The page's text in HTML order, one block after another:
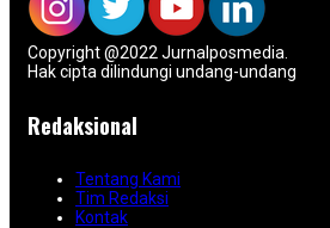
Copyright @2022 Jurnalposmedia.
Hak cipta dilindungi undang-undang
Redaksional
Tentang Kami
Tim Redaksi
Kontak